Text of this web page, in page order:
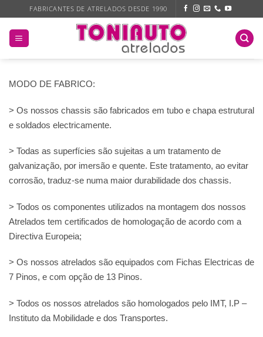
to
content
FABRICANTES DE ATRELADOS DESDE 1990
MODO DE FABRICO:
> Os nossos chassis são fabricados em tubo e chapa estrutural
e soldados electricamente.
> Todas as superfícies são sujeitas a um tratamento de
galvanização, por imersão e quente. Este tratamento, ao evitar
corrosão, traduz-se numa maior durabilidade dos chassis.
> Todos os componentes utilizados na montagem dos nossos
Atrelados tem certificados de homologação de acordo com a
Directiva Europeia;
> Os nossos atrelados são equipados com Fichas Electricas de
7 Pinos, e com opção de 13 Pinos.
> Todos os nossos atrelados são homologados pelo IMT, I.P –
Instituto da Mobilidade e dos Transportes.